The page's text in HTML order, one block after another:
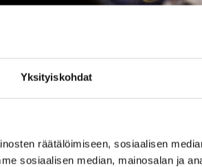
Yksityiskohdat
räätälöimiseen, sosiaalisen
sosiaalisen median, mainosalan ja